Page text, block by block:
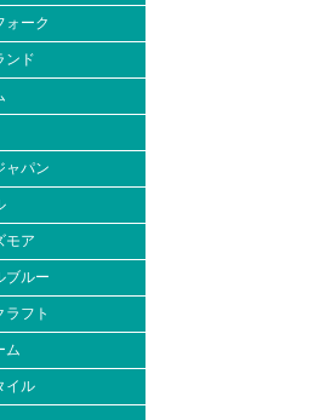
ォーク
ンド
ャパン
モア
ブルー
ラフト
ム
イル